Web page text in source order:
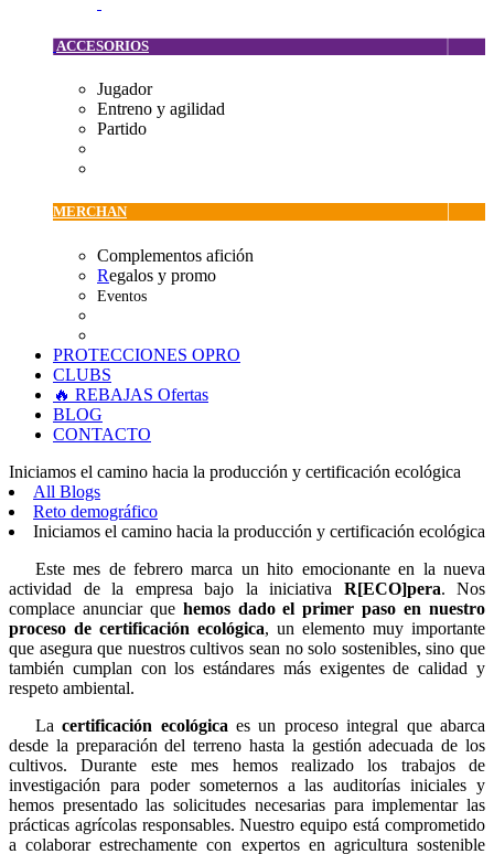
ACCESORIOS
Jugador
Entreno y agilidad
Partido
MERCHAN
Complementos afición
Regalos y promo
Eventos
PROTECCIONES OPRO
CLUBS
🔥 REBAJAS Ofertas
BLOG
CONTACTO
Iniciamos el camino hacia la producción y certificación ecológica
All Blogs
Reto demográfico
Iniciamos el camino hacia la producción y certificación ecológica
Este mes de febrero marca un hito emocionante en la nueva
actividad de la empresa bajo la iniciativa R[ECO]pera. Nos
complace anunciar que hemos dado el primer paso en nuestro
proceso de certificación ecológica, un elemento muy importante
que asegura que nuestros cultivos sean no solo sostenibles, sino que
también cumplan con los estándares más exigentes de calidad y
respeto ambiental.
Lacertificación ecológica es un proceso integral que abarca
desde la preparación del terreno hasta la gestión adecuada de los
cultivos. Durante este mes hemos realizado los trabajos de
investigación para poder someternos a las auditorías iniciales y
hemos presentado las solicitudes necesarias para implementar las
prácticas agrícolas responsables. Nuestro equipo está comprometido
a colaborar estrechamente con expertos en agricultura sostenible